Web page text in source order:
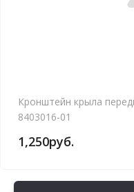
Кронштейн крыла
8403016-01
1,250руб.